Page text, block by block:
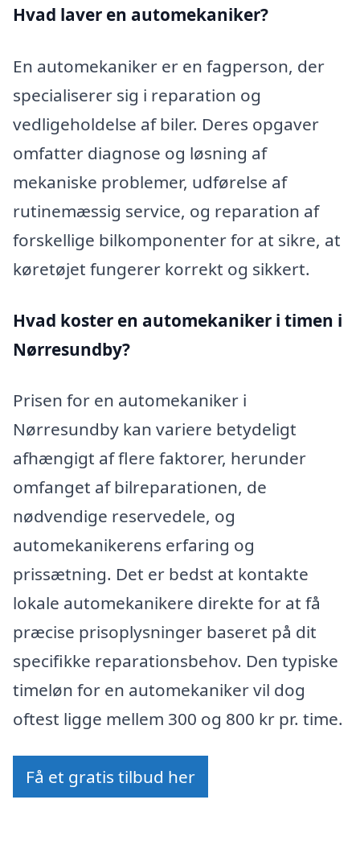
Hvad laver en automekaniker?
En automekaniker er en fagperson, der
specialiserer sig i reparation og
vedligeholdelse af biler. Deres opgaver
omfatter diagnose og løsning af
mekaniske problemer, udførelse af
rutinemæssig service, og reparation af
forskellige bilkomponenter for at sikre, at
køretøjet fungerer korrekt og sikkert.
Hvad koster en automekaniker i timen i
Nørresundby?
Prisen for en automekaniker i
Nørresundby kan variere betydeligt
afhængigt af flere faktorer, herunder
omfanget af bilreparationen, de
nødvendige reservedele, og
automekanikerens erfaring og
prissætning. Det er bedst at kontakte
lokale automekanikere direkte for at få
præcise prisoplysninger baseret på dit
specifikke reparationsbehov. Den typiske
timeløn for en automekaniker vil dog
oftest ligge mellem 300 og 800 kr pr. time.
Få et gratis tilbud her